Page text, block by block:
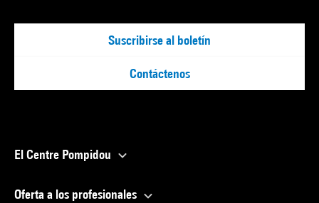
Suscribirse al boletín
Contáctenos
El Centre Pompidou
Oferta a los profesionales